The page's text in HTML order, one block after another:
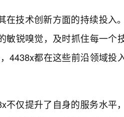
在技术创新方面的持续投入
敏锐嗅觉，及时抓住每一个
4438x都在这些前沿领域投
不仅提升了自身的服务水平